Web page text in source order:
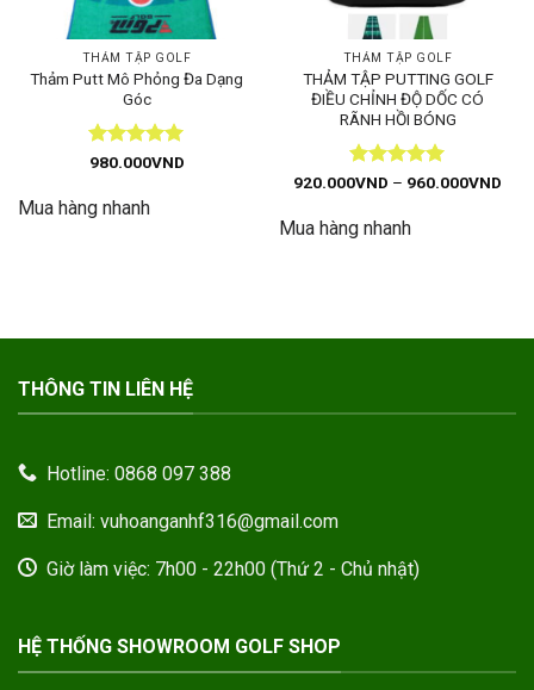
THẢM TẬP GOLF
Thảm Putt Mô Phỏng Đa Dạng
Góc
Được xếp
sao
980.000VND
Mua hàng nhanh
THẢM TẬP GOLF
THẢM TẬP PUTTING GOLF
ĐIỀU CHỈNH ĐỘ DỐC CÓ
RÃNH HỒI BÓNG
Được xếp
sao
920.000VND – 960.000VND
Mua hàng nhanh
THÔNG TIN LIÊN HỆ
Hotline: 0868 097 388
Email: vuhoanganhf316@gmail.com
Giờ làm việc: 7h00 - 22h00 (Thứ 2 - Chủ nhật)
HỆ THỐNG SHOWROOM GOLF SHOP